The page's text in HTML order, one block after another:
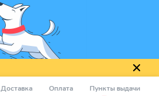
Доставка Оплата Пункты выдачи